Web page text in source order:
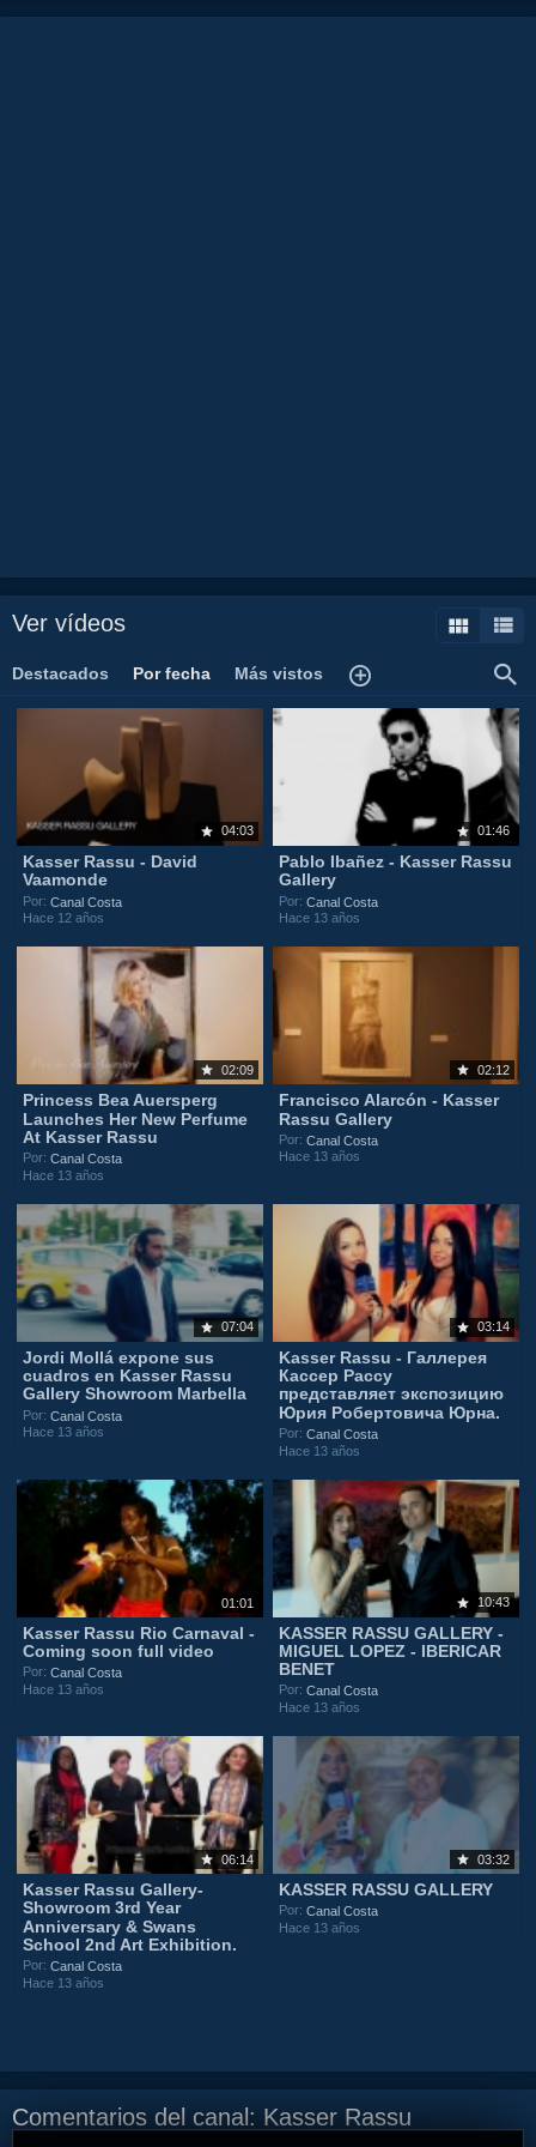
Ver vídeos
Destacados Por fecha Más vistos
04:03
Kasser Rassu - David
Vaamonde
Por:Canal Costa
Hace 12 años
01:46
Pablo Ibañez - Kasser Rassu
Gallery
Por:Canal Costa
Hace 13 años
02:09
Princess Bea Auersperg
Launches Her New Perfume
At Kasser Rassu
Por:Canal Costa
Hace 13 años
02:12
Francisco Alarcón - Kasser
Rassu Gallery
Por:Canal Costa
Hace 13 años
07:04
Jordi Mollá expone sus
cuadros en Kasser Rassu
Gallery Showroom Marbella
Por:Canal Costa
Hace 13 años
03:14
Kasser Rassu - Галлерея
Кассер Рассу
представляет экспозицию
Юрия Робертовича Юрна.
Por:Canal Costa
Hace 13 años
01:01
Kasser Rassu Rio Carnaval -
Coming soon full video
Por:Canal Costa
Hace 13 años
10:43
KASSER RASSU GALLERY -
MIGUEL LOPEZ - IBERICAR
BENET
Por:Canal Costa
Hace 13 años
06:14
Kasser Rassu Gallery-
Showroom 3rd Year
Anniversary & Swans
School 2nd Art Exhibition.
Por:Canal Costa
Hace 13 años
03:32
KASSER RASSU GALLERY
Por:Canal Costa
Hace 13 años
Comentarios del canal: Kasser Rassu